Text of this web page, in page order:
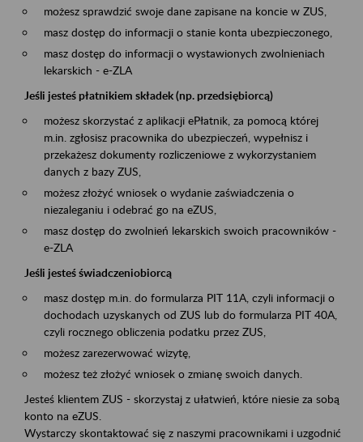
możesz sprawdzić swoje dane zapisane na koncie w ZUS,
masz dostęp do informacji o stanie konta ubezpieczonego,
masz dostęp do informacji o wystawionych zwolnieniach
lekarskich - e-ZLA
Jeśli jesteś płatnikiem składek (np. przedsiębiorcą)
możesz skorzystać z aplikacji ePłatnik, za pomocą której
m.in. zgłosisz pracownika do ubezpieczeń, wypełnisz i
przekażesz dokumenty rozliczeniowe z wykorzystaniem
danych z bazy ZUS,
możesz złożyć wniosek o wydanie zaświadczenia o
niezaleganiu i odebrać go na eZUS,
masz dostęp do zwolnień lekarskich swoich pracowników -
e-ZLA
Jeśli jesteś świadczeniobiorcą
masz dostęp m.in. do formularza PIT 11A, czyli informacji o
dochodach uzyskanych od ZUS lub do formularza PIT 40A,
czyli rocznego obliczenia podatku przez ZUS,
możesz zarezerwować wizytę,
możesz też złożyć wniosek o zmianę swoich danych.
Jesteś klientem ZUS - skorzystaj z ułatwień, które niesie za sobą
konto na eZUS.
Wystarczy skontaktować się z naszymi pracownikami i uzgodnić